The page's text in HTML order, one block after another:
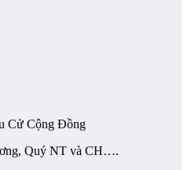
Cử Cộng Đồng
Quý NT và CH….